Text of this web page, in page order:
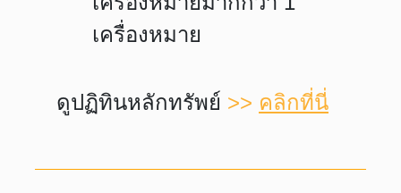
เครื่องหมาย
ดูปฏิทินหลักทรัพย์ >> คลิกที่นี่